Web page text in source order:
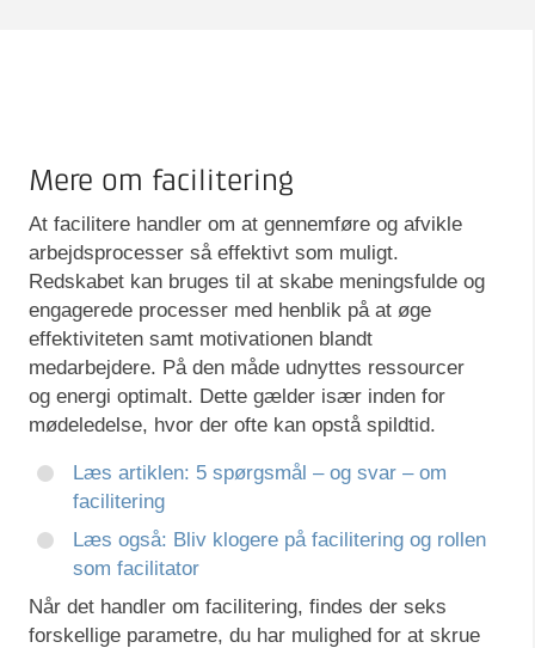
Mere om facilitering
At facilitere handler om at gennemføre og afvikle
arbejdsprocesser så effektivt som muligt.
Redskabet kan bruges til at skabe meningsfulde og
engagerede processer med henblik på at øge
effektiviteten samt motivationen blandt
medarbejdere. På den måde udnyttes ressourcer
og energi optimalt. Dette gælder især inden for
mødeledelse, hvor der ofte kan opstå spildtid.
Læs artiklen: 5 spørgsmål – og svar – om
facilitering
Læs også: Bliv klogere på facilitering og rollen
som facilitator
Når det handler om facilitering, findes der seks
forskellige parametre, du har mulighed for at skrue